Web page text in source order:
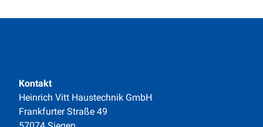
Kontakt
Heinrich Vitt Haustechnik GmbH
Frankfurter Straße 49